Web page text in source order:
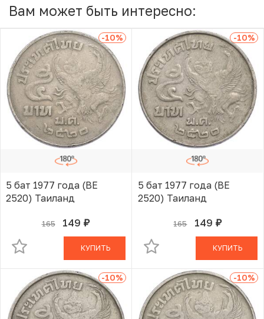
Вам может быть интересно:
-10%
5 бат 1977 года (BE
2520) Таиланд
165 149 руб.
В КОРЗИНЕ
КУПИТЬ
-10%
5 бат 1977 года (BE
2520) Таиланд
165 149 руб.
В КОРЗИНЕ
КУПИТЬ
-10% -10%